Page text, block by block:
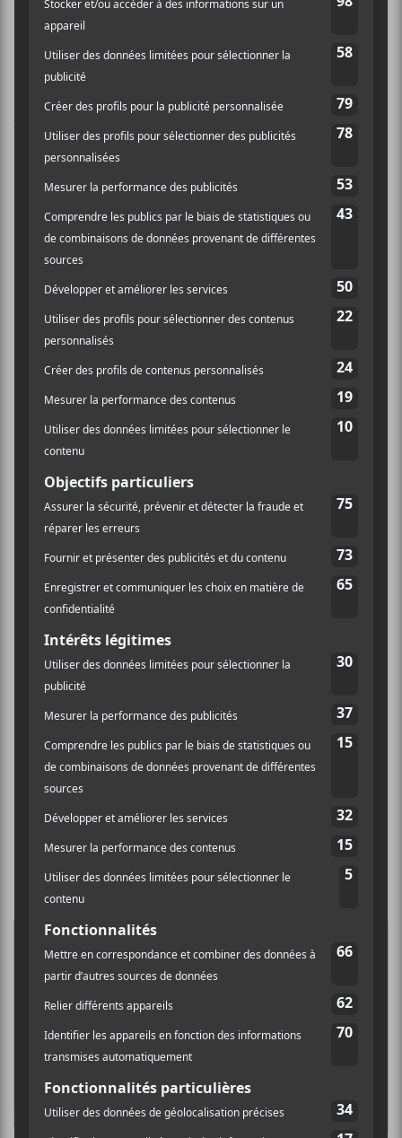
Le titre frappe par son humour.
de retour avec 6 chansons sur cet EP. Celui-ci arrive
un an après la sortie de l’album
lancera
Philédouche officiellement
à 11h via un
Facebook Live
. Un clip est déjà paru pour la chanson-
titre de l’EP.
Philémon Cimonest bien entouré sur cet EP.
Nicolas Basque (Plants and Animals), Adèle Trottier-
Rivard, Josianne Boivin ainsi que
rejoint sur le titreLa violence.
Philédouche
2.Tu m’as mis au monde
3.La violence
5.Pourquoi tu pars
6.Fin d’un monde